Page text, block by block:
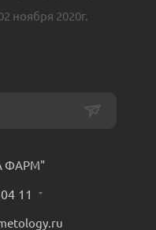
ноября 2020г.
ФАРМ"
11